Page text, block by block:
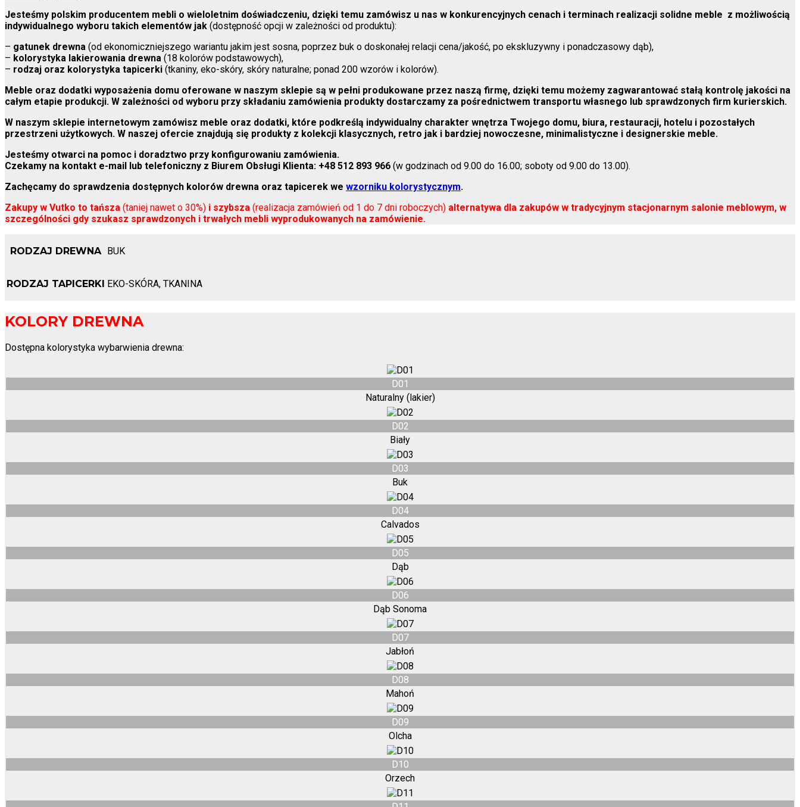
Jesteśmy polskim producentem mebli o wieloletnim doświadczeniu, dzięki temu zamówisz u nas w konkurencyjnych cenach i terminach realizacji solidne meble z możliwością
indywidualnego wyboru takich elementów jak (dostępność opcji w zależności od produktu):
– gatunek drewna (od ekonomiczniejszego wariantu jakim jest sosna, poprzez buk o doskonałej relacji cena/jakość, po ekskluzywny i ponadczasowy dąb),
– kolorystyka lakierowania drewna (18 kolorów podstawowych),
– rodzaj oraz kolorystyka tapicerki (tkaniny, eko-skóry, skóry naturalne; ponad 200 wzorów i kolorów).
Meble oraz dodatki wyposażenia domu oferowane w naszym sklepie są w pełni produkowane przez naszą firmę, dzięki temu możemy zagwarantować stałą kontrolę jakości na
całym etapie produkcji. W zależności od wyboru przy składaniu zamówienia produkty dostarczamy za pośrednictwem transportu własnego lub sprawdzonych firm kurierskich.
W naszym sklepie internetowym zamówisz meble oraz dodatki, które podkreślą indywidualny charakter wnętrza Twojego domu, biura, restauracji, hotelu i pozostałych
przestrzeni użytkowych. W naszej ofercie znajdują się produkty z kolekcji klasycznych, retro jak i bardziej nowoczesne, minimalistyczne i designerskie meble.
Jesteśmy otwarci na pomoc i doradztwo przy konfigurowaniu zamówienia.
Czekamy na kontakt e-mail lub telefoniczny z Biurem Obsługi Klienta: +48 512 893 966 (w godzinach od 9.00 do 16.00; soboty od 9.00 do 13.00).
Zachęcamy do sprawdzenia dostępnych kolorów drewna oraz tapicerek we wzorniku kolorystycznym.
Zakupy w Vutko to tańsza (taniej nawet o 30%) i szybsza (realizacja zamówień od 1 do 7 dni roboczych) alternatywa dla zakupów w tradycyjnym stacjonarnym salonie meblowym, w
szczególności gdy szukasz sprawdzonych i trwałych mebli wyprodukowanych na zamówienie.
RODZAJ DREWNA BUK
RODZAJ TAPICERKI EKO-SKÓRA, TKANINA
KOLORY DREWNA
Dostępna kolorystyka wybarwienia drewna:
D01
Naturalny (lakier)
D02
Biały
D03
Buk
D04
Calvados
D05
Dąb
D06
Dąb Sonoma
D07
Jabłoń
D08
Mahoń
D09
Olcha
D10
Orzech